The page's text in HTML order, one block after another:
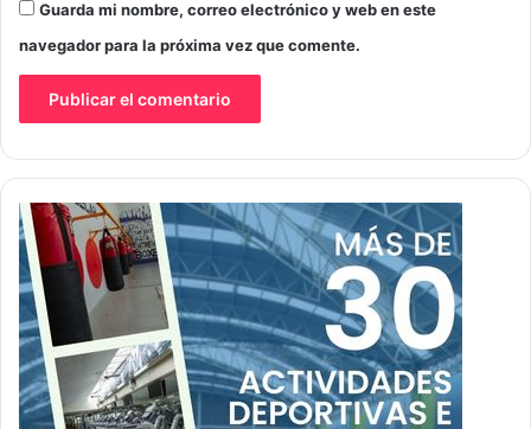
Guarda mi nombre, correo electrónico y web en este
navegador para la próxima vez que comente.